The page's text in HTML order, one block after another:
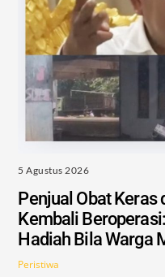
5 Agustus 2026
Penjual Obat Keras
Kembali
Hadiah Bila Warga
Peristiwa